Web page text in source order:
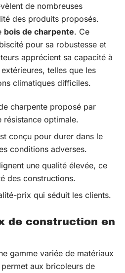
de nombreuses
des produits proposés.
bois de charpente. Ce
pour sa robustesse et
apprécient sa capacité à
telles que les
climatiques difficiles.
charpente proposé par
optimale.
conçu pour durer dans le
conditions adverses.
une qualité élevée, ce
des constructions.
prix qui séduit les clients.
de construction en
gamme variée de matériaux
aux bricoleurs de